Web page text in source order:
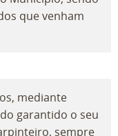
que venham
mediante
garantido o seu
sempre